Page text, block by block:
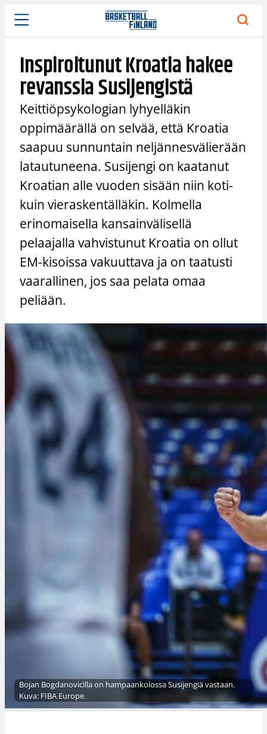
Siirry
sisältöön
Inspiroitunut Kroatia hakee
revanssia Susijengistä
Keittiöpsykologian lyhyelläkin
oppimäärällä on selvää, että Kroatia
saapuu sunnuntain neljännesvälierään
latautuneena. Susijengi on kaatanut
Kroatian alle vuoden sisään niin koti-
kuin vieraskentälläkin. Kolmella
erinomaisella kansainvälisellä
pelaajalla vahvistunut Kroatia on ollut
EM-kisoissa vakuuttava ja on taatusti
vaarallinen, jos saa pelata omaa
peliään.
Bojan Bogdanovicilla on hampaankolossa Susijengiä vastaan.
Kuva: FIBA Europe.